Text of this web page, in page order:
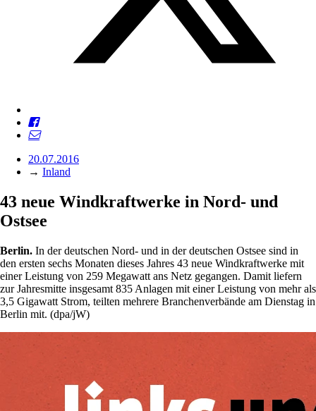
20.07.2016
→ Inland
43 neue Windkraftwerke in Nord- und
Ostsee
Berlin. In der deutschen Nord- und in der deutschen Ostsee sind in
den ersten sechs Monaten dieses Jahres 43 neue Windkraftwerke mit
einer Leistung von 259 Megawatt ans Netz gegangen. Damit liefern
zur Jahresmitte insgesamt 835 Anlagen mit einer Leistung von mehr als
3,5 Gigawatt Strom, teilten mehrere Branchenverbände am Dienstag in
Berlin mit. (dpa/jW)